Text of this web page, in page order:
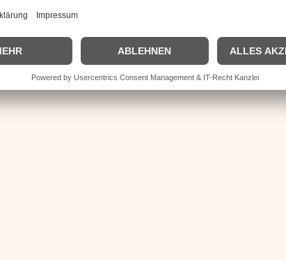
| Biografie kurz |Personen|Impressum